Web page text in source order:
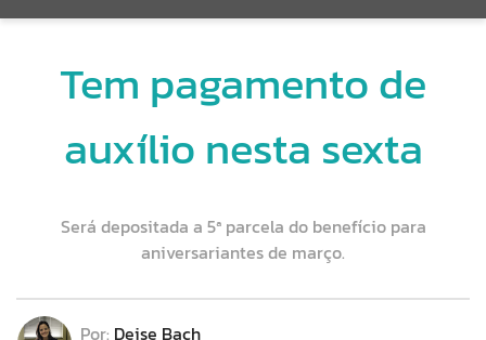
Tem pagamento de
auxílio nesta sexta
Será depositada a 5ª parcela do benefício para
aniversariantes de março.
Por: Deise Bach